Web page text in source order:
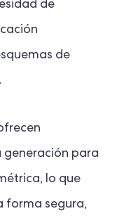
de
de
para
lo que
forma segura,